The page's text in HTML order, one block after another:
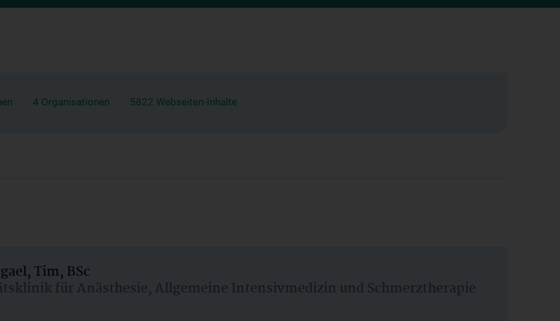
4 Organisationen 5822 Webseiten-Inhalte
Tim, BSc
für Anästhesie, Allgemeine Intensivmedizin und Schmerztherapie